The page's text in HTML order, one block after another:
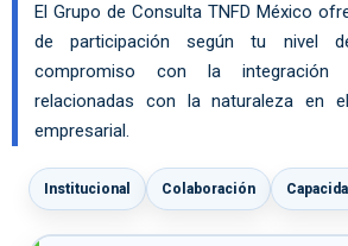
El Grupo de Consulta TNFD México
de participación según tu nivel
compromiso con la integración
relacionadas con la naturaleza en
empresarial.
Institucional Colaboración